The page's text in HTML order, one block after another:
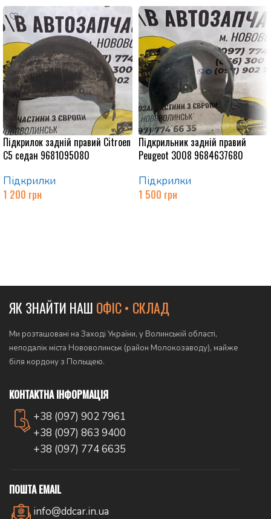
Підкрилок задній правий Citroen
C5 седан 9681095080
Підкрилки
1 200 грн
Підкрильник задній правий
Peugeot 3008 9684637680
Підкрилки
1 500 грн
ЯК ЗНАЙТИ НАШ ОФІС • СКЛАД
Ми розташовані на Заході України, у Волинській області,
неподалік міста Нововолинськ (район Молокозаводу), майже
біля кордону з Польщею.
КОНТАКТНА ІНФОРМАЦІЯ
+38 (097) 902 7961
+38 (097) 863 9400
+38 (097) 774 6635
ПОШТА EMAIL
info@ddcar.in.ua